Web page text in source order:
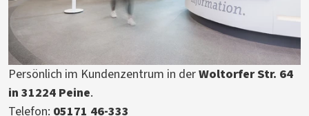
Persönlich im Kundenzentrum in derWoltorfer Str. 64
in 31224 Peine.
Telefon: 05171 46-333